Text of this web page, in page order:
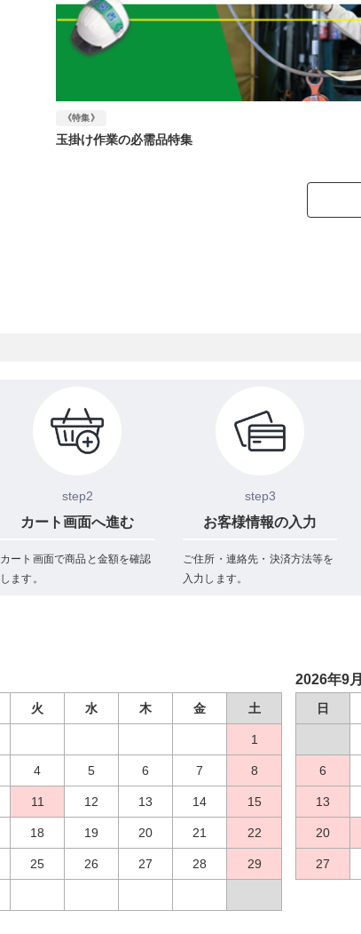
《特集》
玉掛け作業の必需品特集
step2
カート画面へ進む
カート画面で商品と金額を確認
します。
step3
お客様情報の入力
ご住所・連絡先・決済方法等を
入力します。
火 水 木 金 土
1
4 5 6 7 8
11 12 13 14 15
18 19 20 21 22
25 26 27 28 29
2026年9月
日
6
13
20
27